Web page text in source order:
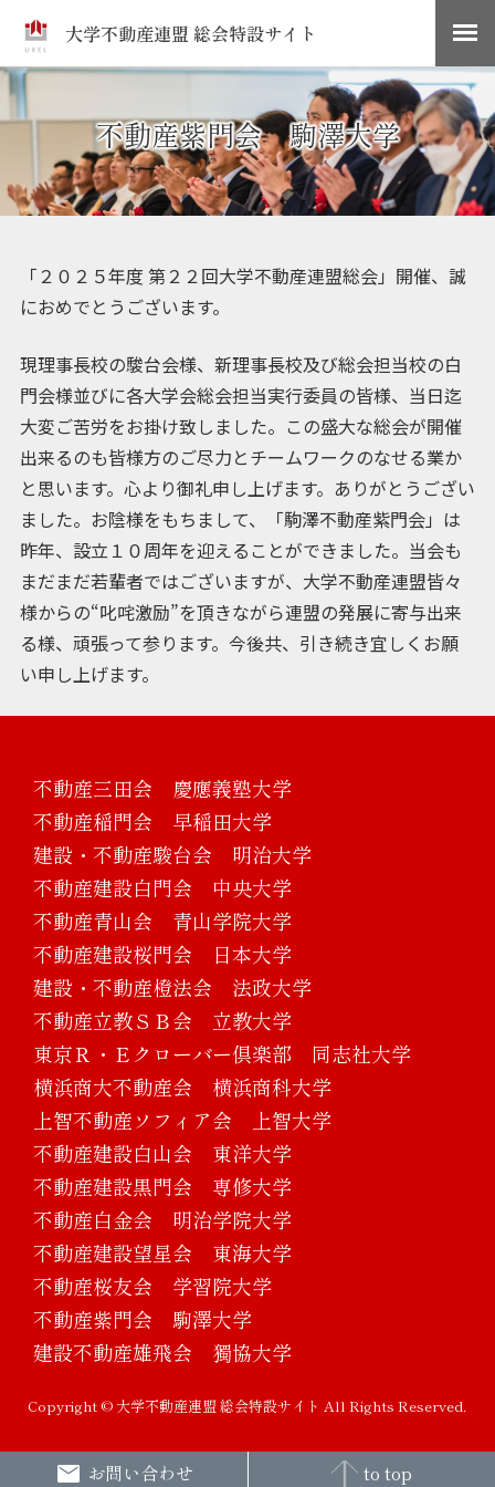
大学不動産連盟 総会特設サイト
不動産紫門会 駒澤大学
「２０２５年度 第２２回大学不動産連盟総会」開催、誠
におめでとうございます。
現理事長校の駿台会様、新理事長校及び総会担当校の白
門会様並びに各大学会総会担当実行委員の皆様、当日迄
大変ご苦労をお掛け致しました。この盛大な総会が開催
出来るのも皆様方のご尽力とチームワークのなせる業か
と思います。心より御礼申し上げます。ありがとうござい
ました。お陰様をもちまして、「駒澤不動産紫門会」は
昨年、設立１０周年を迎えることができました。当会も
まだまだ若輩者ではございますが、大学不動産連盟皆々
様からの“叱咤激励”を頂きながら連盟の発展に寄与出来
る様、頑張って参ります。今後共、引き続き宜しくお願
い申し上げます。
不動産三田会 慶應義塾大学
不動産稲門会 早稲田大学
建設・不動産駿台会 明治大学
不動産建設白門会 中央大学
不動産青山会 青山学院大学
不動産建設桜門会 日本大学
建設・不動産橙法会 法政大学
不動産立教ＳＢ会 立教大学
東京Ｒ・Ｅクローバー倶楽部 同志社大学
横浜商大不動産会 横浜商科大学
上智不動産ソフィア会 上智大学
不動産建設白山会 東洋大学
不動産建設黒門会 専修大学
不動産白金会 明治学院大学
不動産建設望星会 東海大学
不動産桜友会 学習院大学
不動産紫門会 駒澤大学
建設不動産雄飛会 獨協大学
Copyright © 大学不動産連盟 総会特設サイト All Rights Reserved.
お問い合わせ to top